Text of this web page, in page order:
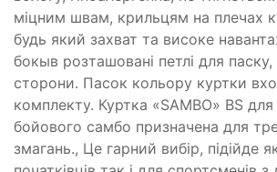
міцним швам, крильцям на плечах
будь який захват та високе
бокыв розташовані петлі для
сторони. Пасок кольору куртки
комплекту. Куртка «SAMBO» BS
бойового самбо призначена для
змагань., Це гарний вибір, підійде